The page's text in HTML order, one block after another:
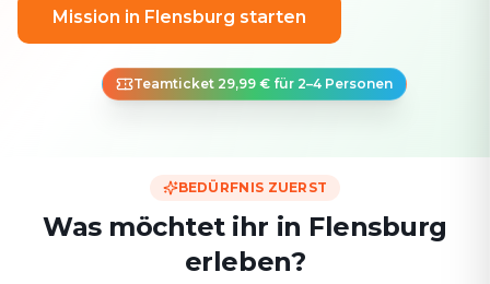
Mission in Flensburg starten
Teamticket 29,99 € für 2–4 Personen
BEDÜRFNIS ZUERST
Was möchtet ihr in Flensburg
erleben?